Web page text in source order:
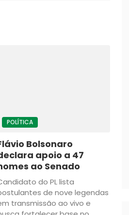
POLÍTICA
Bolsonaro
apoio a 47
ao Senado
do PL lista
de nove legendas
transmissão ao vivo e